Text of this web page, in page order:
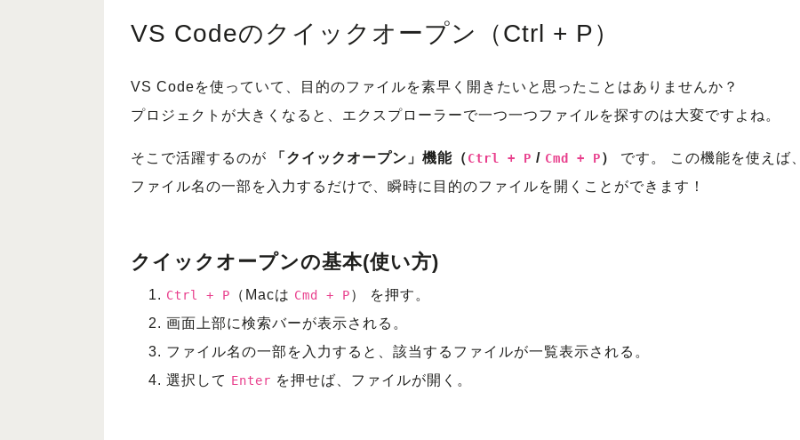
VS Codeのクイックオープン（Ctrl + P）
VS Codeを使っていて、目的のファイルを素早く開きたいと思ったことはありませんか？
プロジェクトが大きくなると、エクスプローラーで一つ一つファイルを探すのは大変ですよね。
そこで活躍するのが 「クイックオープン」機能（Ctrl + P / Cmd + P）
です。 この機能を使えば、
ファイル名の一部を入力するだけで、瞬時に目的のファイルを開くことができます！
クイックオープンの基本(使い方)
Ctrl + P （Macは Cmd + P） を押す。
画面上部に検索バーが表示される。
ファイル名の一部を入力すると、該当するファイルが一覧表示される。
選択して Enter を押せば、ファイルが開く。